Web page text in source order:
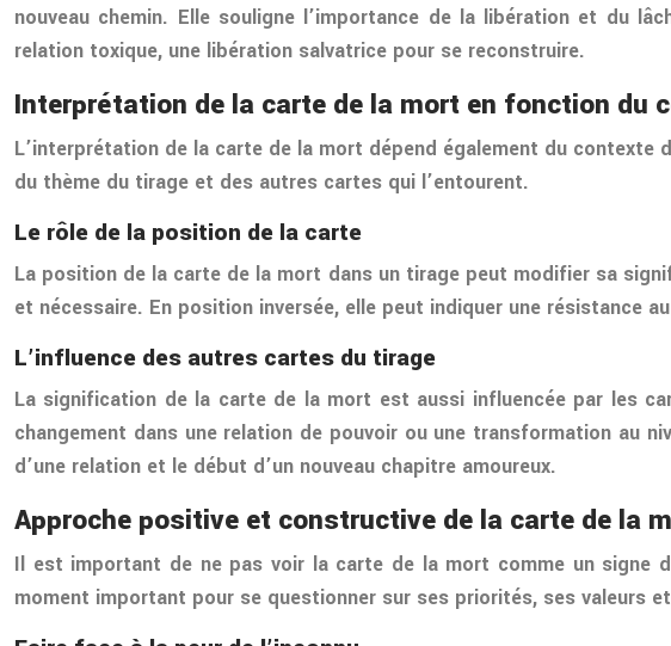
nouveau chemin. Elle souligne l’importance de la libération et du
relation toxique, une libération salvatrice pour se reconstruire.
Interprétation de la carte de la mort en fonction du
L’interprétation de la carte de la mort dépend également du
du thème du tirage et des autres cartes qui l’entourent.
Le rôle de la position de la carte
La position de la carte de la mort dans un tirage peut modifier sa
et nécessaire. En position inversée, elle peut indiquer une résistance
L’influence des autres cartes du tirage
La signification de la carte de la mort est aussi influencée par les
changement dans une relation de pouvoir ou une transformation au
d’une relation et le début d’un nouveau chapitre amoureux.
Approche positive et constructive de la carte de la
Il est important de ne pas voir la carte de la mort comme un signe
moment important pour se questionner sur ses priorités, ses valeurs